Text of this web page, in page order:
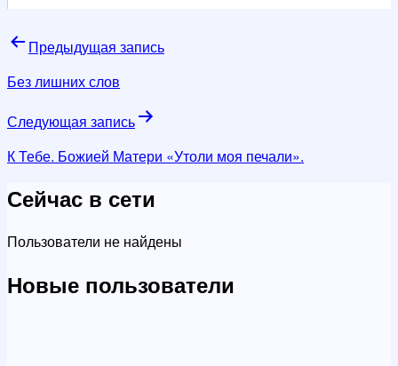
Навигация
по
Предыдущая запись
Без лишних слов
Следующая запись
К Тебе. Божией Матери «Утоли моя печали».
Сейчас в сети
Пользователи не найдены
Новые пользователи